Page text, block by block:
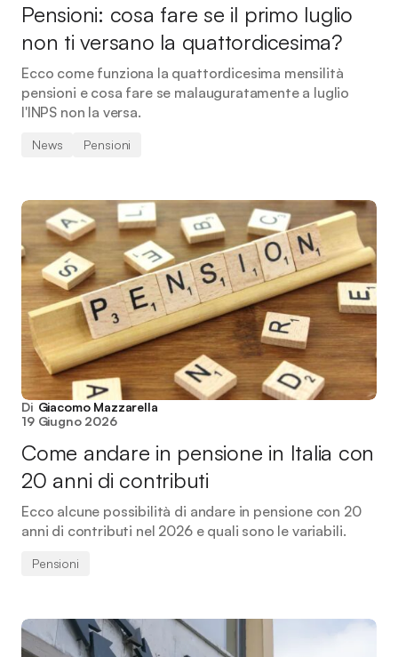
Pensioni: cosa fare se il primo luglio
non ti versano la quattordicesima?
Ecco come funziona la quattordicesima mensilità
pensioni e cosa fare se malauguratamente a luglio
l'INPS non la versa.
News Pensioni
Di Giacomo Mazzarella
19 Giugno 2026
Come andare in pensione in Italia con
20 anni di contributi
Ecco alcune possibilità di andare in pensione con 20
anni di contributi nel 2026 e quali sono le variabili.
Pensioni